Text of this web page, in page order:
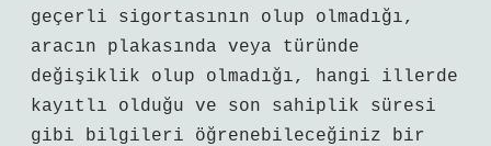
geçerli sigortasının olup olmadığı,
aracın plakasında veya türünde
değişiklik olup olmadığı, hangi illerde
kayıtlı olduğu ve son sahiplik süresi
gibi bilgileri öğrenebileceğiniz bir